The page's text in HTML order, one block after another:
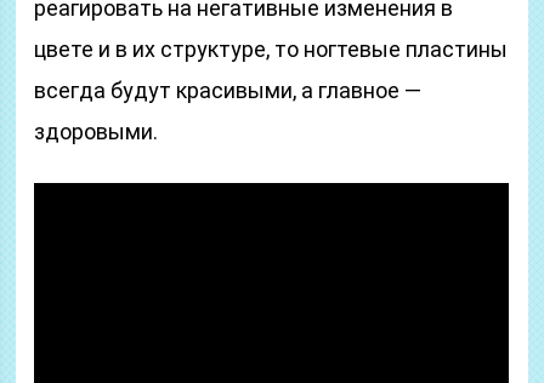
реагировать на негативные изменения в
цвете и в их структуре, то ногтевые пластины
всегда будут красивыми, а главное —
здоровыми.